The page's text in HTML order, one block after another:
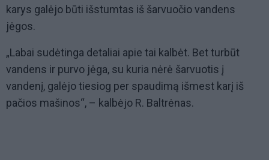
karys galėjo būti išstumtas iš šarvuočio vandens
jėgos.
„Labai sudėtinga detaliai apie tai kalbėt. Bet turbūt
vandens ir purvo jėga, su kuria nėrė šarvuotis į
vandenį, galėjo tiesiog per spaudimą išmest karį iš
pačios mašinos“, – kalbėjo R. Baltrėnas.